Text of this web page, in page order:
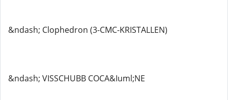
&ndash; Clophedron (3-CMC-KRISTALLEN)
&ndash; VISSCHUBB COCA&Iuml;NE